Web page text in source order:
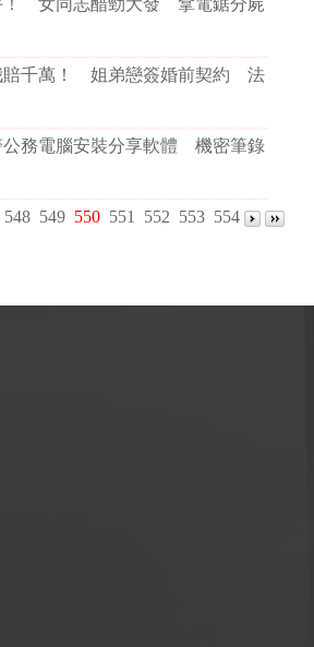
！ 女同志醋勁大發 拿電鋸分屍
賠千萬！ 姐弟戀簽婚前契約 法
公務電腦安裝分享軟體 機密筆錄
548 549 550 551 552 553 554